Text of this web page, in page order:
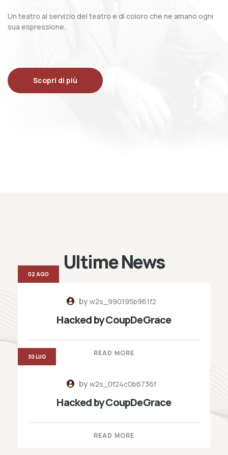
Un teatro al servizio del teatro e di coloro che ne amano ogni
sua espressione.
Scopri di più
Ultime News
byw2s_990195b961f2
Hacked by CoupDeGrace
READ MORE
02 AGO
byw2s_0f24c0b6736f
Hacked by CoupDeGrace
READ MORE
30 LUG